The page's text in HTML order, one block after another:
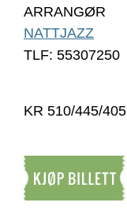
ARRANGØR
NATTJAZZ
TLF: 55307250
KR 510/445/405